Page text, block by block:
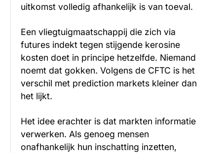
uitkomst volledig afhankelijk is van toeval.
Een vliegtuigmaatschappij die zich via
futures indekt tegen stijgende kerosine
kosten doet in principe hetzelfde. Niemand
noemt dat gokken. Volgens de CFTC is het
verschil met prediction markets kleiner dan
het lijkt.
Het idee erachter is dat markten informatie
verwerken. Als genoeg mensen
onafhankelijk hun inschatting inzetten,